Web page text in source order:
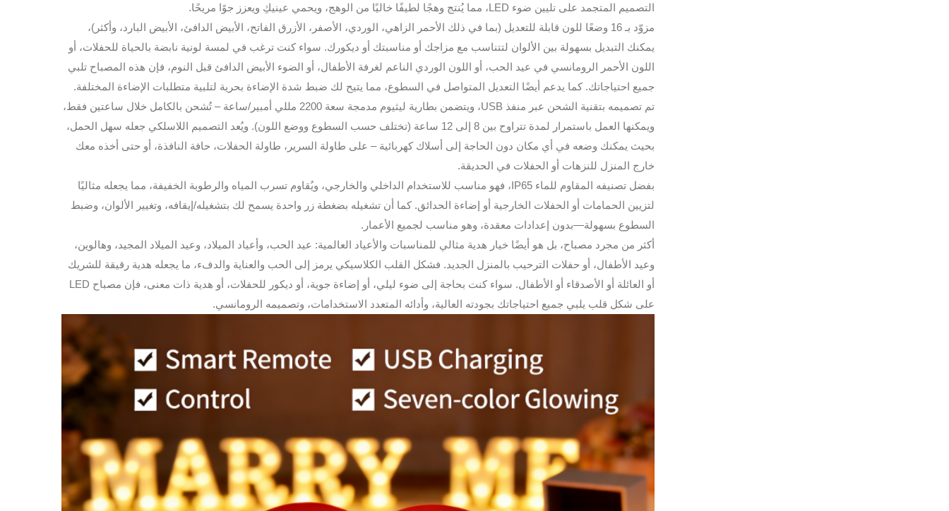
التصميم المتجمد على تليين ضوء LED، مما يُنتج وهجًا لطيفًا خاليًا من الوهج، ويحمي عينيكِ ويعزز جوًا مريحًا.
مزوّد بـ 16 وضعًا للون قابلة للتعديل (بما في ذلك الأحمر الزاهي، الوردي، الأصفر، الأزرق الفاتح، الأبيض الدافئ، الأبيض البارد، وأكثر)،
يمكنك التبديل بسهولة بين الألوان لتتناسب مع مزاجك أو مناسبتك أو ديكورك. سواء كنت ترغب في لمسة لونية نابضة بالحياة للحفلات، أو
اللون الأحمر الرومانسي في عيد الحب، أو اللون الوردي الناعم لغرفة الأطفال، أو الضوء الأبيض الدافئ قبل النوم، فإن هذه المصباح تلبي
جميع احتياجاتك. كما يدعم أيضًا التعديل المتواصل في السطوع، مما يتيح لك ضبط شدة الإضاءة بحرية لتلبية متطلبات الإضاءة المختلفة.
تم تصميمه بتقنية الشحن عبر منفذ USB، ويتضمن بطارية ليثيوم مدمجة سعة 2200 مللي أمبير/ساعة – تُشحن بالكامل خلال ساعتين فقط،
ويمكنها العمل باستمرار لمدة تتراوح بين 8 إلى 12 ساعة (تختلف حسب السطوع ووضع اللون). ويُعد التصميم اللاسلكي جعله سهل الحمل،
بحيث يمكنك وضعه في أي مكان دون الحاجة إلى أسلاك كهربائية – على طاولة السرير، طاولة الحفلات، حافة النافذة، أو حتى أخذه معك
خارج المنزل للنزهات أو الحفلات في الحديقة.
بفضل تصنيفه المقاوم للماء IP65، فهو مناسب للاستخدام الداخلي والخارجي، ويُقاوم تسرب المياه والرطوبة الخفيفة، مما يجعله مثاليًا
لتزيين الحمامات أو الحفلات الخارجية أو إضاءة الحدائق. كما أن تشغيله بضغطة زر واحدة يسمح لك بتشغيله/إيقافه، وتغيير الألوان، وضبط
السطوع بسهولة—بدون إعدادات معقدة، وهو مناسب لجميع الأعمار.
أكثر من مجرد مصباح، بل هو أيضًا خيار هدية مثالي للمناسبات والأعياد العالمية: عيد الحب، وأعياد الميلاد، وعيد الميلاد المجيد، وهالوين،
وعيد الأطفال، أو حفلات الترحيب بالمنزل الجديد. فشكل القلب الكلاسيكي يرمز إلى الحب والعناية والدفء، ما يجعله هدية رقيقة للشريك
أو العائلة أو الأصدقاء أو الأطفال. سواء كنت بحاجة إلى ضوء ليلي، أو إضاءة جوية، أو ديكور للحفلات، أو هدية ذات معنى، فإن مصباح LED
على شكل قلب يلبي جميع احتياجاتك بجودته العالية، وأدائه المتعدد الاستخدامات، وتصميمه الرومانسي.